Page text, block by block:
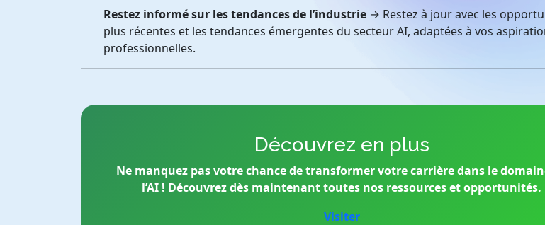
Restez informé sur les tendances de l’industrie → Restez à jour avec les
plus récentes et les tendances émergentes du secteur AI, adaptées à vos
professionnelles.
Découvrez en plus
Ne manquez pas votre chance de transformer votre carrière dans le
l’AI ! Découvrez dès maintenant toutes nos ressources et opportunités.
Visiter